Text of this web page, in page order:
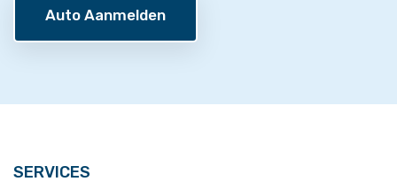
Auto Aanmelden
SERVICES